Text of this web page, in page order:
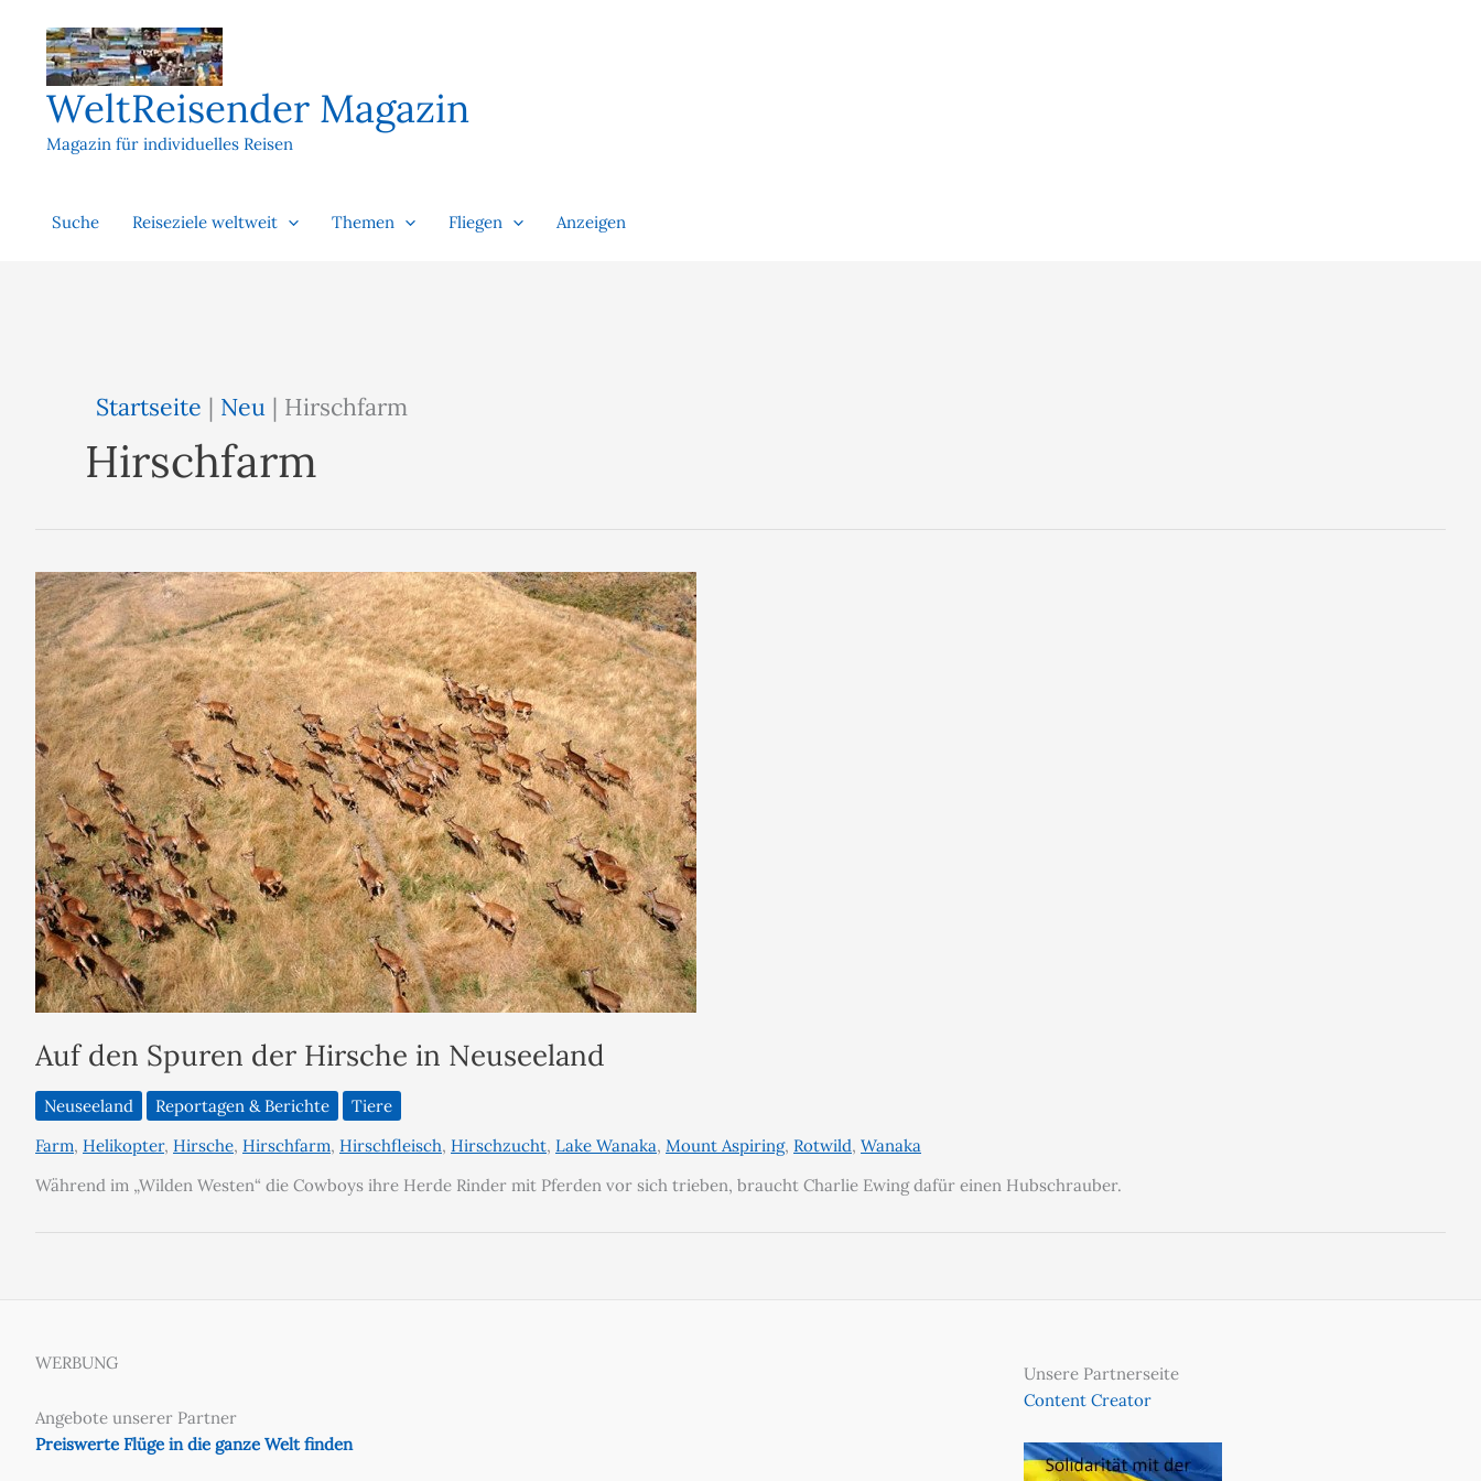
springen
WeltReisender Magazin
Magazin für individuelles Reisen
Suche Reiseziele weltweit Themen Fliegen Anzeigen
Startseite | Neu | Hirschfarm
Hirschfarm
Auf den Spuren der Hirsche in Neuseeland
Neuseeland Reportagen & Berichte
Tiere
Farm, Helikopter, Hirsche, Hirschfarm, Hirschfleisch, Hirschzucht, Lake Wanaka, Mount Aspiring, Rotwild, Wanaka
Während im „Wilden Westen“ die Cowboys ihre Herde Rinder mit Pferden vor sich trieben, braucht Charlie Ewing dafür einen Hubschrauber.
WERBUNG
Angebote unserer Partner
Preiswerte Flüge in die ganze Welt finden
Unsere Partnerseite
Content Creator